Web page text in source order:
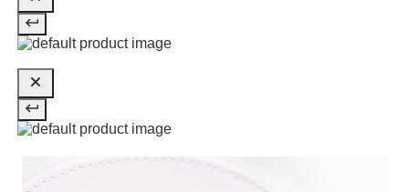
CHRISTIAN DIOR